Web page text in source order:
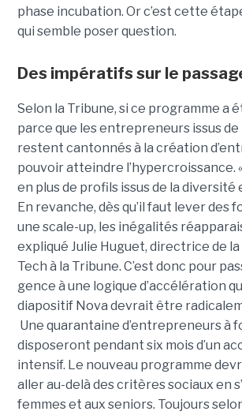
phase incubation. Or c’est cette
qui semble poser question.
Des impératifs sur le
Selon la Tribune, si ce programme a
parce que les entre­pre­neurs issus
restent cantonnés à la créa­tion
pouvoir atteindre l’hyper­crois­sance.
en plus de pro­fils issus de la diver­sité
En revanche, dès qu’il faut lever des
une scale-up, les inéga­li­tés
expliqué Julie Huguet, directrice de
Tech à la Tribune. C’est donc pour
gence à une logique d’accé­lé­ra­tion
diapositif Nova devrait être
Une qua­ran­taine d’entre­pre­neurs à
disposeront pen­dant six mois d’un
inten­sif. Le nouveau pro­gramme
aller au-delà des critères sociaux en
femmes et aux seniors. Toujours